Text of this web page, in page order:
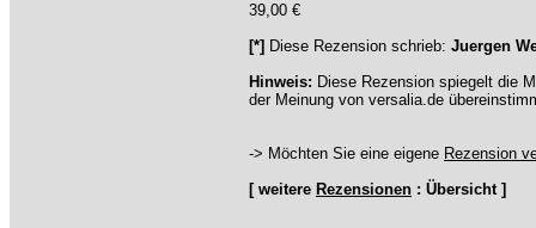
39,00 €
[*] Diese Rezension schrieb: Juergen
Hinweis: Diese Rezension spiegelt die
der Meinung von versalia.de
-> Möchten Sie eine eigene Rezension
[ weitere Rezensionen : Übersicht ]